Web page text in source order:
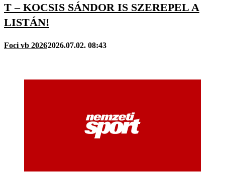
T – KOCSIS SÁNDOR IS SZEREPEL A
LISTÁN!
Foci vb 20262026.07.02. 08:43